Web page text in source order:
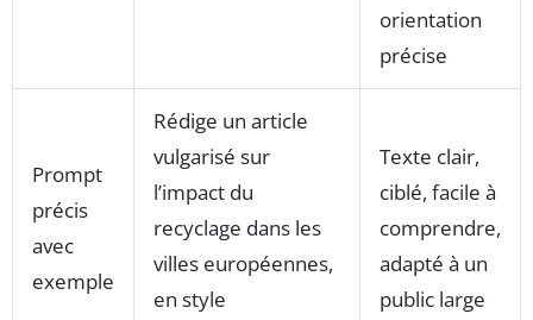
orientation
précise
Prompt
précis
avec
exemple
Rédige un article
vulgarisé sur
l’impact du
recyclage dans les
villes européennes,
en style
Texte clair,
ciblé, facile à
comprendre,
adapté à un
public large